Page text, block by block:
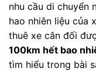
nhu cầu di chuyển
hao nhiên liệu của
thuê xe cân đối
100km hết bao
tìm hiểu trong bài